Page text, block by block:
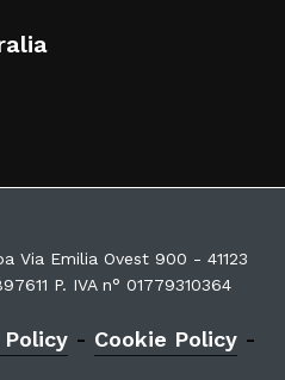
Via Emilia Ovest 900 - 41123
P. IVA n° 01779310364
Policy- Cookie Policy-